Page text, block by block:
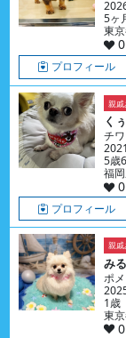
5ヶ
東
0
プロフィール
親戚
く
チ
5歳
福
0
プロフィール
親戚
み
ポ
1歳
東
0